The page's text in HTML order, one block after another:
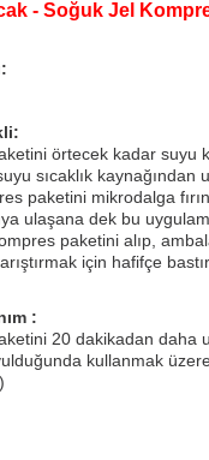
- Soğuk Jel
örtecek kadar suyu
sıcaklık
paketini mikrodalga
ulaşana dek bu
paketini alıp,
için hafifçe
:
20 dakikadan daha
kullanmak